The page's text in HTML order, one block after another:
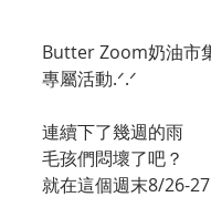
Butter Zoom奶油市
專屬活動.ᐟ.ᐟ
連續下了幾週的雨
毛孩們悶壞了吧？
就在這個週末8/26-